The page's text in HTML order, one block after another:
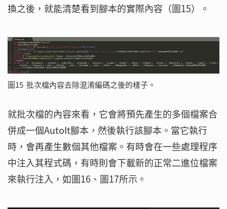
換之後，就能清楚看到腳本的實際內容（圖15）。
圖15 批次檔內容去除混淆編碼之後的樣子。
就批次檔的內容來看，它會將預先產生的多個檔案合
併成一個AutoIt腳本，然後執行該腳本。當它執行
時，會再產生數個其他檔案。有時會在一些處理程序
中注入其程式碼，有時則會下載新的正常二進位檔案
來執行注入，如圖16、圖17所示。